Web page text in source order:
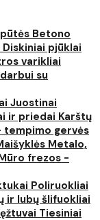
Betono
Diskiniai pjūklai
varikliai
su
Juostinai
ir priedai Karštų
tempimo gervės
Metalo,
frezos -
Poliruokliai
ir lubų šlifuokliai
Tiesiniai